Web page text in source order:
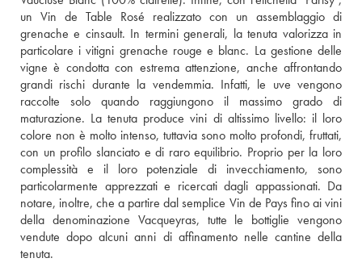
un Vin de Table Rosé realizzato con un assemblaggio di
grenache e cinsault. In termini generali, la tenuta valorizza in
particolare i vitigni grenache rouge e blanc. La gestione delle
vigne è condotta con estrema attenzione, anche affrontando
grandi rischi durante la vendemmia. Infatti, le uve vengono
raccolte solo quando raggiungono il massimo grado di
maturazione. La tenuta produce vini di altissimo livello: il loro
colore non è molto intenso, tuttavia sono molto profondi, fruttati,
con un profilo slanciato e di raro equilibrio. Proprio per la loro
complessità e il loro potenziale di invecchiamento, sono
particolarmente apprezzati e ricercati dagli appassionati. Da
notare, inoltre, che a partire dal semplice Vin de Pays fino ai vini
della denominazione Vacqueyras, tutte le bottiglie vengono
vendute dopo alcuni anni di affinamento nelle cantine della
tenuta.